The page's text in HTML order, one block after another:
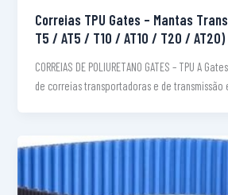
Correias TPU Gates – Mantas
T5 / AT5 / T10 / AT10 / T20 / AT20)
CORREIAS DE POLIURETANO GATES – TPU A
de correias transportadoras e de transmissão